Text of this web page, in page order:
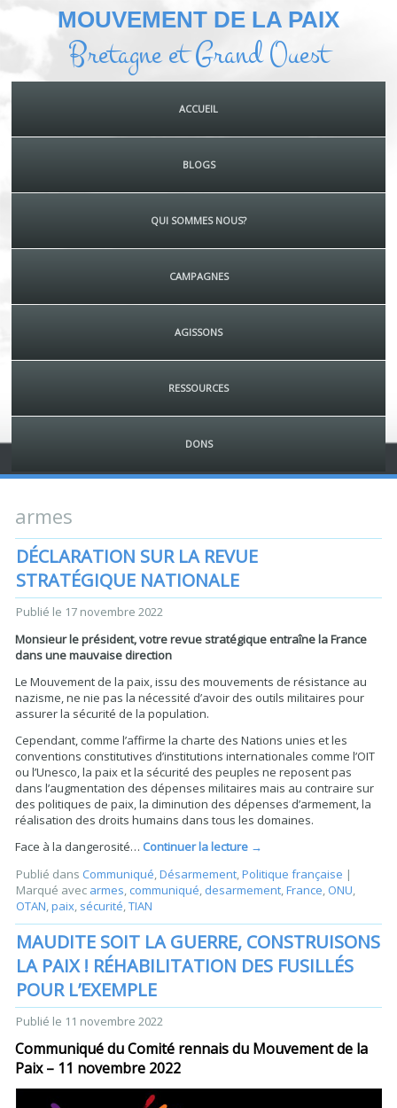
MOUVEMENT DE LA PAIX
Bretagne et Grand Ouest
ACCUEIL
BLOGS
QUI SOMMES NOUS?
CAMPAGNES
AGISSONS
RESSOURCES
DONS
armes
DÉCLARATION SUR LA REVUE
STRATÉGIQUE NATIONALE
Publié le 17 novembre 2022
Monsieur le président, votre revue stratégique entraîne la France
dans une mauvaise direction
Le Mouvement de la paix, issu des mouvements de résistance au
nazisme, ne nie pas la nécessité d’avoir des outils militaires pour
assurer la sécurité de la population.
Cependant, comme l’affirme la charte des Nations unies et les
conventions constitutives d’institutions internationales comme l’OIT
ou l’Unesco, la paix et la sécurité des peuples ne reposent pas
dans l’augmentation des dépenses militaires mais au contraire sur
des politiques de paix, la diminution des dépenses d’armement, la
réalisation des droits humains dans tous les domaines.
Face à la dangerosité… Continuer la lecture →
Publié dans Communiqué,Désarmement,Politique française |
Marqué avec armes, communiqué, desarmement,France, ONU,
OTAN,paix, sécurité,TIAN
MAUDITE SOIT LA GUERRE, CONSTRUISONS
LA PAIX ! RÉHABILITATION DES FUSILLÉS
POUR L’EXEMPLE
Publié le 11 novembre 2022
Communiqué du Comité rennais du Mouvement de la
Paix – 11 novembre 2022